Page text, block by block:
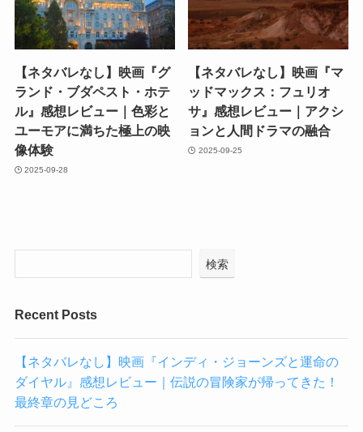
【ネタバレなし】映画『グ
ランド・ブダペスト・ホテ
ル』感想レビュー｜色彩と
ユーモアに満ちた極上の映
像体験
2025-09-28
【ネタバレなし】映画『マ
ッドマックス：フュリオ
サ』感想レビュー｜アクシ
ョンと人間ドラマの融合
2025-09-25
検索
Recent Posts
【ネタバレなし】映画『インディ・ジョーンズと運命の
ダイヤル』感想レビュー｜伝説の冒険家が帰ってきた！
最終章の見どころ